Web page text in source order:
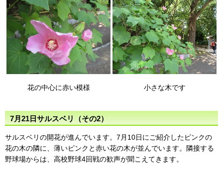
花の中心に赤い模様 小さな木です
7月21日サルスベリ（その2）
サルスベリの開花が進んでいます。7月10日にご紹介したピンクの
花の木の隣に、薄いピンクと赤い花の木が並んでいます。隣接する
野球場からは、高校野球4回戦の歓声が聞こえてきます。